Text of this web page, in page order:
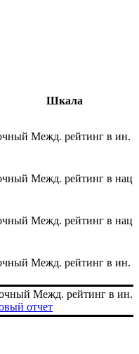
Межд. рейтинг в ин.
Межд. рейтинг в нац.
Межд. рейтинг в нац.
Межд. рейтинг в ин.